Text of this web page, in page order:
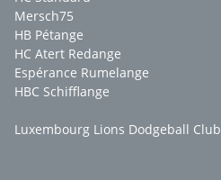
Mersch75
HB Pétange
HC Atert Redange
Espérance Rumelange
HBC Schifflange
Luxembourg Lions Dodgeball Club